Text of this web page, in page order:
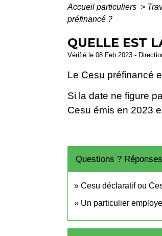
Accueil particuliers >
préfinancé ?
QUELLE EST
Vérifié le 08 Feb 2023 -
Le Cesu préfinancé
Si la date ne figure
Cesu émis en 2023
Questions ?
Cesu déclaratif ou
Un particulier